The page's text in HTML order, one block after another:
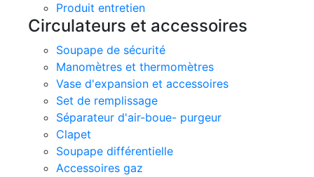
Produit entretien
Circulateurs et accessoires
Soupape de sécurité
Manomètres et thermomètres
Vase d'expansion et accessoires
Set de remplissage
Séparateur d'air-boue- purgeur
Clapet
Soupape différentielle
Accessoires gaz